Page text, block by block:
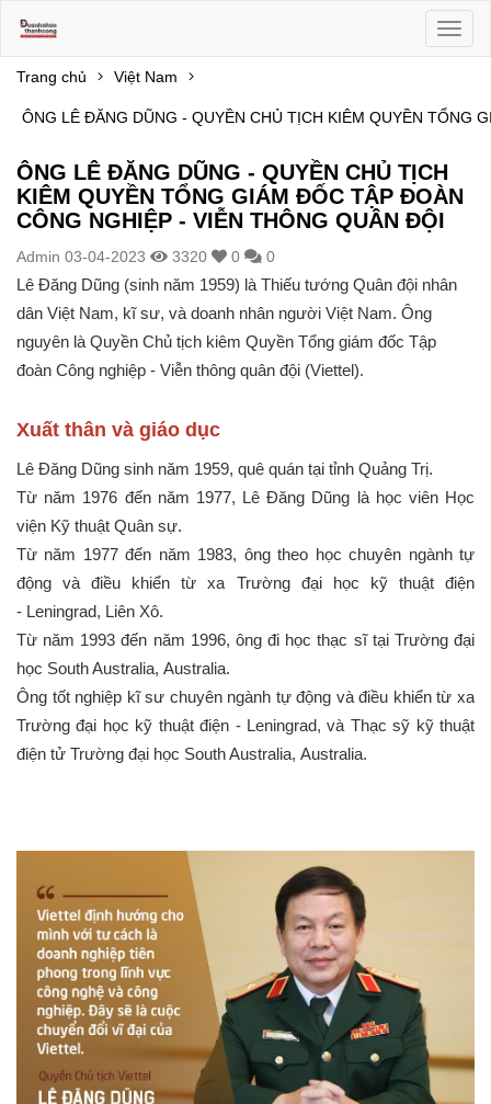
Trang chủ
Việt Nam
ÔNG LÊ ĐĂNG DŨNG - QUYỀN CHỦ TỊCH KIÊM QUYỀN TỔNG
ÔNG LÊ ĐĂNG DŨNG - QUYỀN CHỦ TỊCH
KIÊM QUYỀN TỔNG GIÁM ĐỐC TẬP ĐOÀN
CÔNG NGHIỆP - VIỄN THÔNG QUÂN ĐỘI
Admin 03-04-2023 3320 0 0
Lê Đăng Dũng (sinh năm 1959) là Thiếu tướng Quân đội nhân
dân Việt Nam, kĩ sư, và doanh nhân người Việt Nam. Ông
nguyên là Quyền Chủ tịch kiêm Quyền Tổng giám đốc Tập
đoàn Công nghiệp - Viễn thông quân đội (Viettel).
Xuất thân và giáo dục
Lê Đăng Dũng sinh năm 1959, quê quán tại tỉnh Quảng Trị.
Từ năm 1976 đến năm 1977, Lê Đăng Dũng là học viên Học
viện Kỹ thuật Quân sự.
Từ năm 1977 đến năm 1983, ông theo học chuyên ngành tự
động và điều khiển từ xa Trường đại học kỹ thuật điện
- Leningrad, Liên Xô.
Từ năm 1993 đến năm 1996, ông đi học thạc sĩ tại Trường đại
học South Australia, Australia.
Ông tốt nghiệp kĩ sư chuyên ngành tự động và điều khiển từ xa
Trường đại học kỹ thuật điện - Leningrad, và Thạc sỹ kỹ thuật
điện tử Trường đại học South Australia, Australia.